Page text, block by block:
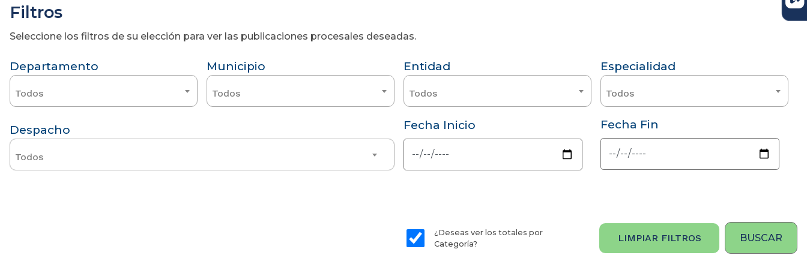
Filtros
Seleccione los filtros de su elección para ver las publicaciones procesales deseadas.
Departamento
Todos
Municipio
Todos
Entidad
Todos
Especialidad
Todos
Despacho
Todos
Fecha Inicio Fecha Fin
¿Deseas ver los totales por
Categoría?
LIMPIAR FILTROS